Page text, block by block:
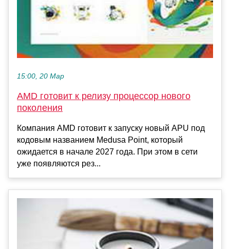
15:00, 20 Мар
AMD готовит к релизу процессор нового
поколения
Компания AMD готовит к запуску новый APU под
кодовым названием Medusa Point, который
ожидается в начале 2027 года. При этом в сети
уже появляются рез...